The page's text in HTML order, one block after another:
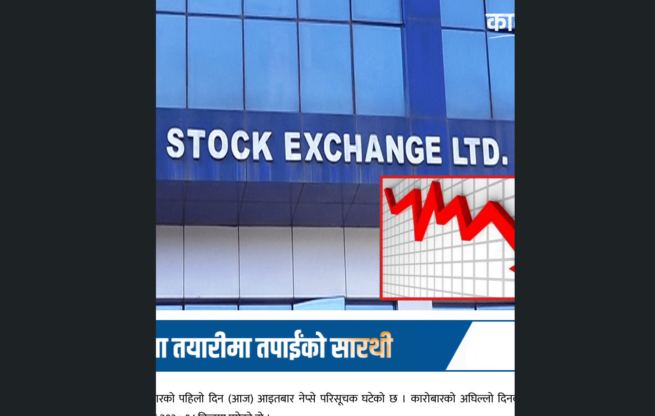
काठमाडौँ । साताको कारोबारको पहिलो दिन (आज) आइतबार नेप्से परिसूचक घटेको छ । कारोबारको अघिल्लो दिनको तुलनामा आइतबार नेप्से